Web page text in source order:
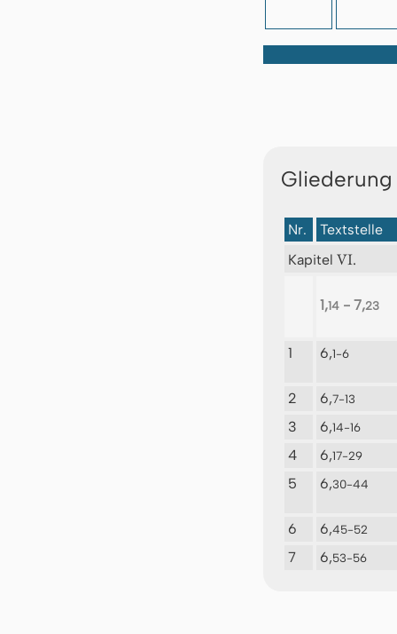
Nr.
Textstelle
Kapitel VI.
1,14- 7,23
1 6,1-6
2 6,7-13
3 6,14-16
4 6,17-29
5 6,30-44
6 6,45-52
7 6,53-56